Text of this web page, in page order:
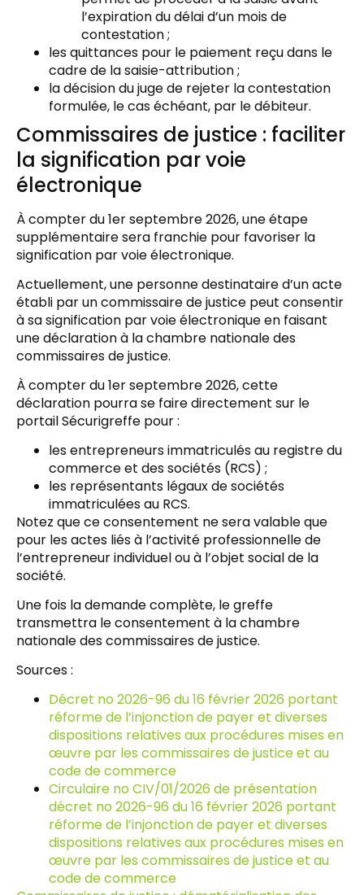
l’expiration du délai d’un mois de
contestation ;
les quittances pour le paiement reçu dans le
cadre de la saisie-attribution ;
la décision du juge de rejeter la contestation
formulée, le cas échéant, par le débiteur.
Commissaires de justice : faciliter
la signification par voie
électronique
À compter du 1er septembre 2026, une étape
supplémentaire sera franchie pour favoriser la
signification par voie électronique.
Actuellement, une personne destinataire d’un acte
établi par un commissaire de justice peut consentir
à sa signification par voie électronique en faisant
une déclaration à la chambre nationale des
commissaires de justice.
À compter du 1er septembre 2026, cette
déclaration pourra se faire directement sur le
portail Sécurigreffe pour :
les entrepreneurs immatriculés au registre du
commerce et des sociétés (RCS) ;
les représentants légaux de sociétés
immatriculées au RCS.
Notez que ce consentement ne sera valable que
pour les actes liés à l’activité professionnelle de
l’entrepreneur individuel ou à l’objet social de la
société.
Une fois la demande complète, le greffe
transmettra le consentement à la chambre
nationale des commissaires de justice.
Sources :
Décret no 2026-96 du 16 février 2026 portant
réforme de l’injonction de payer et diverses
dispositions relatives aux procédures mises en
œuvre par les commissaires de justice et au
code de commerce
Circulaire no CIV/01/2026 de présentation
décret no 2026-96 du 16 février 2026 portant
réforme de l’injonction de payer et diverses
dispositions relatives aux procédures mises en
œuvre par les commissaires de justice et au
code de commerce